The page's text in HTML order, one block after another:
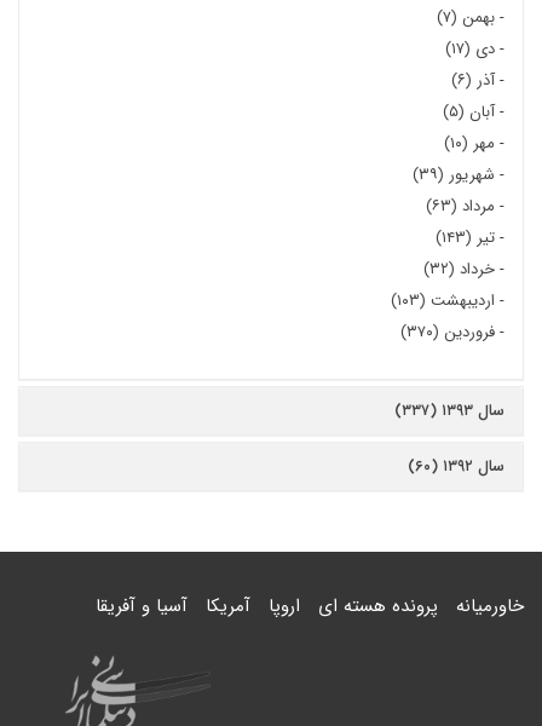
-بهمن (۷)
-دی (۱۷)
-آذر (۶)
-آبان (۵)
- مهر (۱۰)
- شهریور (۳۹)
- مرداد (۶۳)
-تیر (۱۴۳)
-خرداد (۳۲)
- اردیبهشت (۱۰۳)
-فروردین (۳۷۰)
سال ۱۳۹۳ (۳۳۷)
سال ۱۳۹۲ (۶۰)
خاورمیانه پرونده هسته ای اروپا آمریکا آسیا و آفریقا